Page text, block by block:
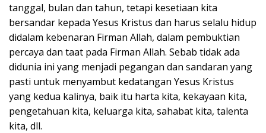
tanggal, bulan dan tahun, tetapi kesetiaan kita
bersandar kepada Yesus Kristus dan harus selalu hidup
didalam kebenaran Firman Allah, dalam pembuktian
percaya dan taat pada Firman Allah. Sebab tidak ada
didunia ini yang menjadi pegangan dan sandaran yang
pasti untuk menyambut kedatangan Yesus Kristus
yang kedua kalinya, baik itu harta kita, kekayaan kita,
pengetahuan kita, keluarga kita, sahabat kita, talenta
kita, dll.